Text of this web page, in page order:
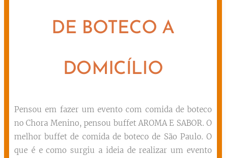
DE BOTECO A
DOMICÍLIO
Pensou em fazer um evento com comida de boteco
no Chora Menino, pensou buffet AROMA E SABOR. O
melhor buffet de comida de boteco de São Paulo. O
que é e como surgiu a ideia de realizar um evento